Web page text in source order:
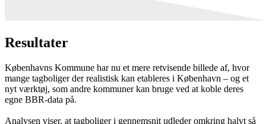
Resultater
Københavns Kommune har nu et mere retvisende billede af, hvor
mange tagboliger der realistisk kan etableres i København – og et
nyt værktøj, som andre kommuner kan bruge ved at koble deres
egne BBR-data på.
Analysen viser, at tagboliger i gennemsnit udleder omkring halvt så